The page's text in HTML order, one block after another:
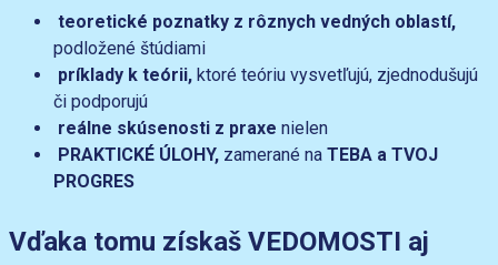
teoretické poznatky z rôznych vedných oblastí,
podložené štúdiami
príklady k teórii, ktoré teóriu vysvetľujú, zjednodušujú
či podporujú
reálne skúsenosti z praxe nielen
PRAKTICKÉ ÚLOHY, zamerané na TEBA a TVOJ
PROGRES
Vďaka tomu získaš VEDOMOSTI aj